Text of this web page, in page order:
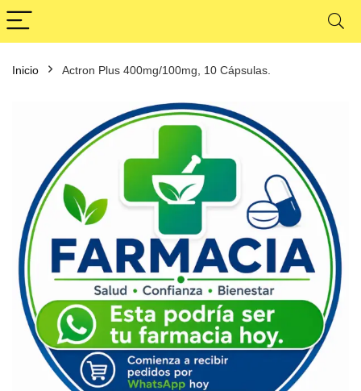
Inicio Actron Plus 400mg/100mg, 10 Cápsulas.